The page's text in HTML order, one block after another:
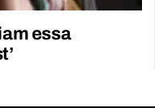
essa